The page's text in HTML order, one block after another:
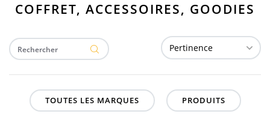
COFFRET, ACCESSOIRES, GOODIES
TOUTES LES MARQUES PRODUITS